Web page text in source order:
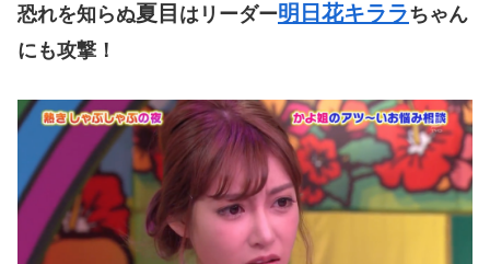
恐れを知らぬ夏目 はリーダー明日花キララちゃん
にも攻撃！